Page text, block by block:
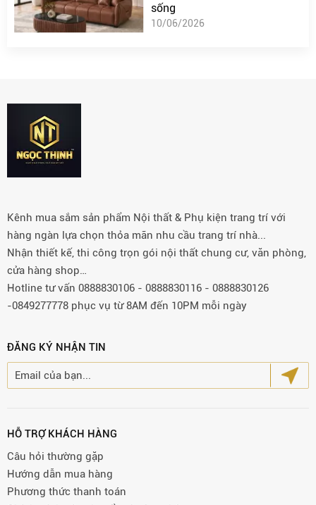
sống
10/06/2026
Kênh mua sắm sản phẩm Nội thất & Phụ kiện trang trí với
hàng ngàn lựa chọn thỏa mãn nhu cầu trang trí nhà...
Nhận thiết kế, thi công trọn gói nội thất chung cư, văn phòng,
cửa hàng shop…
Hotline tư vấn 0888830106 - 0888830116 - 0888830126
-0849277778 phục vụ từ 8AM đến 10PM mỗi ngày
ĐĂNG KÝ NHẬN TIN
HỖ TRỢ KHÁCH HÀNG
Câu hỏi thường gặp
Hướng dẫn mua hàng
Phương thức thanh toán